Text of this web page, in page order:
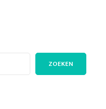
ZOEKEN